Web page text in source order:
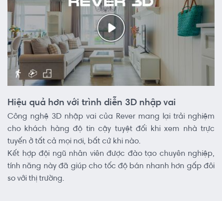
Hiệu quả hơn với trình diễn 3D nhập vai
Công nghệ 3D nhập vai của Rever mang lại trải nghiệm
cho khách hàng độ tin cậy tuyệt đối khi xem nhà trực
tuyến ở tất cả mọi nơi, bất cứ khi nào.
Kết hợp đội ngũ nhân viên được đào tạo chuyên nghiệp,
tính năng này đã giúp cho tốc độ bán nhanh hơn gấp đôi
so với thị trường.